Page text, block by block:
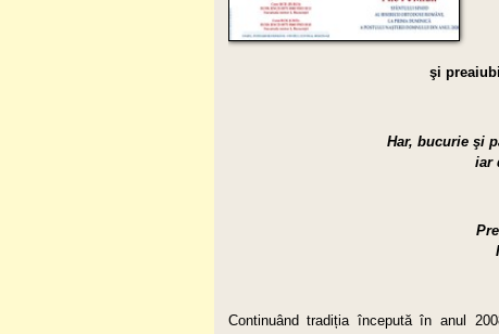
şi
Har, bucurie şi
iar
Continuând tradiția începută în anul